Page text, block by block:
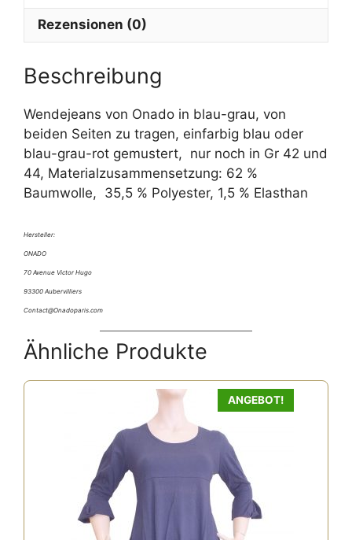
Rezensionen (0)
Beschreibung
Wendejeans von Onado in blau-grau, von
beiden Seiten zu tragen, einfarbig blau oder
blau-grau-rot gemustert, nur noch in Gr 42 und
44, Materialzusammensetzung: 62 %
Baumwolle, 35,5 % Polyester, 1,5 % Elasthan
Hersteller:
ONADO
70 Avenue Victor Hugo
93300 Aubervilliers
Contact@Onadoparis.com
Ähnliche Produkte
ANGEBOT!